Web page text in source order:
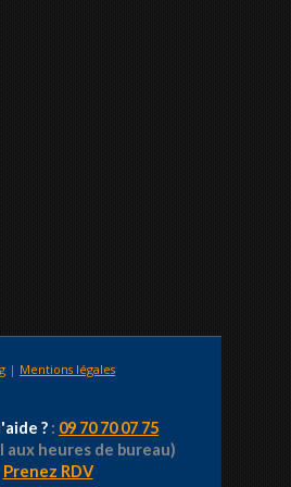
| Mentions légales
? : 09 70 70 07 75
aux heures de bureau)
Prenez RDV